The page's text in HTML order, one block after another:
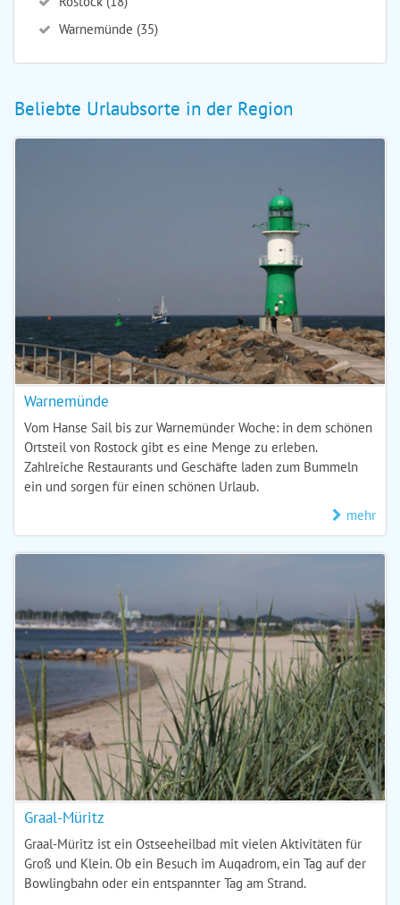
Warnemünde (35)
Beliebte Urlaubsorte in der Region
Warnemünde
Vom Hanse Sail bis zur Warnemünder Woche: in dem schönen
Ortsteil von Rostock gibt es eine Menge zu erleben.
Zahlreiche Restaurants und Geschäfte laden zum Bummeln
ein und sorgen für einen schönen Urlaub.
mehr
Graal-Müritz
Graal-Müritz ist ein Ostseeheilbad mit vielen Aktivitäten für
Groß und Klein. Ob ein Besuch im Auqadrom, ein Tag auf der
Bowlingbahn oder ein entspannter Tag am Strand.